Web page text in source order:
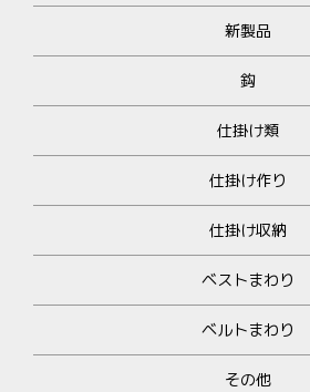
新製品
鈎
仕掛け類
仕掛け作り
仕掛け収納
ベストまわり
ベルトまわり
その他